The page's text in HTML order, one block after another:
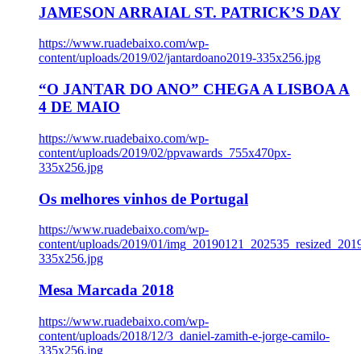
JAMESON ARRAIAL ST. PATRICK’S DAY
https://www.ruadebaixo.com/wp-
content/uploads/2019/02/jantardoano2019-335x256.jpg
“O JANTAR DO ANO” CHEGA A LISBOA A
4 DE MAIO
https://www.ruadebaixo.com/wp-
content/uploads/2019/02/ppvawards_755x470px-
335x256.jpg
Os melhores vinhos de Portugal
https://www.ruadebaixo.com/wp-
content/uploads/2019/01/
335x256.jpg
Mesa Marcada 2018
https://www.ruadebaixo.com/wp-
content/uploads/2018/12/3_daniel-zamith-e-jorge-camilo-
335x256.jpg